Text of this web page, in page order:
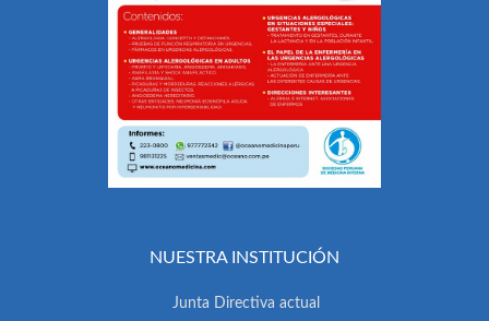
NUESTRA INSTITUCIÓN
Junta Directiva actual